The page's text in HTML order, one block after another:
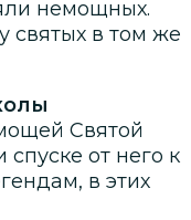
немощных.
святых в том же
Святой
от него к
в этих